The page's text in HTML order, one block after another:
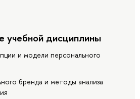
дисциплины
и модели персонального
бренда и методы анализа